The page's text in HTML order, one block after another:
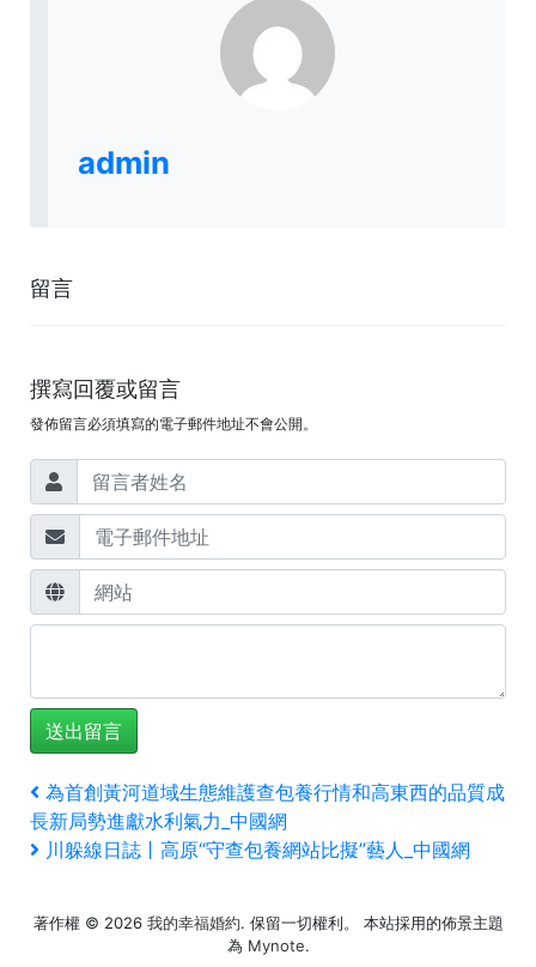
admin
留言
撰寫回覆或留言
發佈留言必須填寫的電子郵件地址不會公開。
文
章
覽
上
一
篇
為首創黃河道域生態維護查包養行情和高東西的品質成
長新局勢進獻水利氣力_中國網
下
文
川躲線日誌丨高原“守查包養網站比擬”藝人_中國網
著作權 © 2026 我的幸福婚約. 保留一切權利。 本站採用的佈景主題
為 Mynote.